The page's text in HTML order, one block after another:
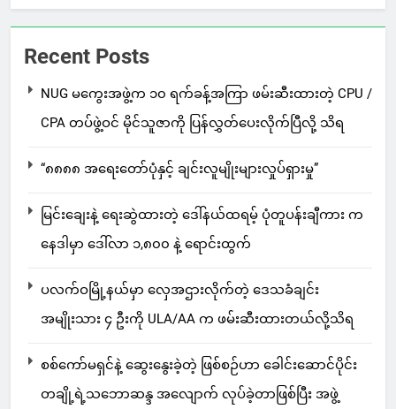
Recent Posts
NUG မကွေးအဖွဲ့က ၁၀ ရက်ခန့်အကြာ ဖမ်းဆီးထားတဲ့ CPU /
CPA တပ်ဖွဲ့ဝင် မိုင်သူဇာကို ပြန်လွှတ်ပေးလိုက်ပြီလို့ သိရ
“၈၈၈၈ အရေးတော်ပုံနှင့် ချင်းလူမျိုးများလှုပ်ရှားမှု”
မြင်းချေးနဲ့ ရေးဆွဲထားတဲ့ ဒေါ်နယ်ထရမ့် ပုံတူပန်းချီကား က
နေဒါမှာ ဒေါ်လာ ၁,၈၀၀ နဲ့ ရောင်းထွက်
ပလက်ဝမြို့နယ်မှာ လှေအဌားလိုက်တဲ့ ဒေသခံချင်း
အမျိုးသား ၄ ဦးကို ULA/AA က ဖမ်းဆီးထားတယ်လို့သိရ
စစ်ကော်မရှင်နဲ့ ဆွေးနွေးခဲ့တဲ့ ဖြစ်စဉ်ဟာ ခေါင်းဆောင်ပိုင်း
တချို့ရဲ့သဘောဆန္ဒ အလျောက် လုပ်ခဲ့တာဖြစ်ပြီး အဖွဲ့